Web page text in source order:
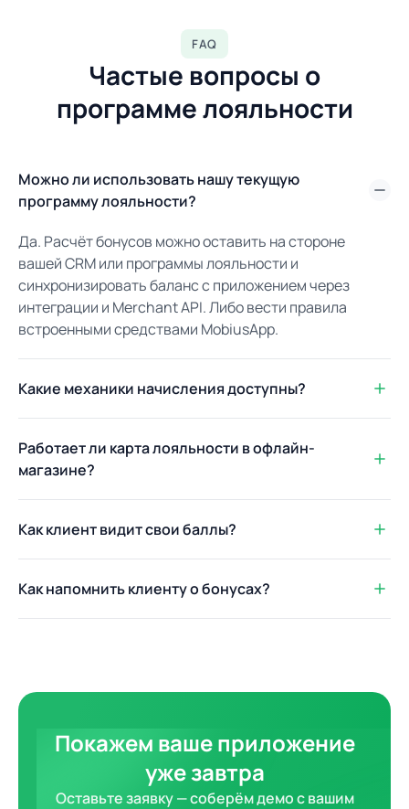
FAQ
Частые вопросы о
программе лояльности
Можно ли использовать нашу текущую
программу лояльности?
Да. Расчёт бонусов можно оставить на стороне
вашей CRM или программы лояльности и
синхронизировать баланс с приложением через
интеграции и Merchant API. Либо вести правила
встроенными средствами MobiusApp.
Какие механики начисления доступны?
Работает ли карта лояльности в офлайн-
магазине?
Как клиент видит свои баллы?
Как напомнить клиенту о бонусах?
Покажем ваше приложение
уже завтра
Оставьте заявку — соберём демо с вашим